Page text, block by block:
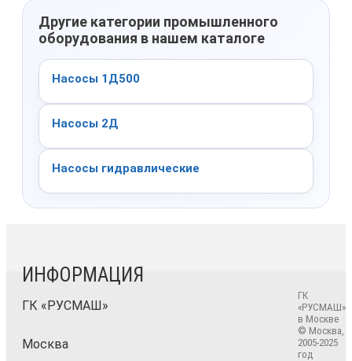
Другие категории промышленного
оборудования в нашем каталоге
Насосы 1Д500
Насосы 2Д
Насосы гидравлические
ИНФОРМАЦИЯ
ГК «РУСМАШ»
Москва
ГК
«РУСМАШ»
в Москве
© Москва,
2005-2025
год